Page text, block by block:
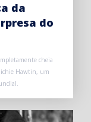
da
do
cheia
Hawtin, um